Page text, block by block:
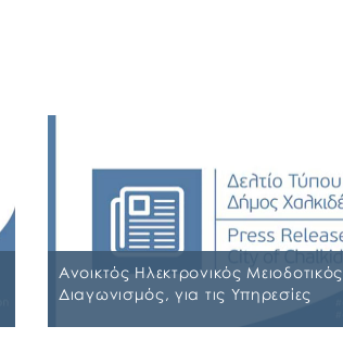
Ανοικτός Ηλεκτρονικός Μειοδοτικός
Διαγωνισμός, για τις Υπηρεσίες